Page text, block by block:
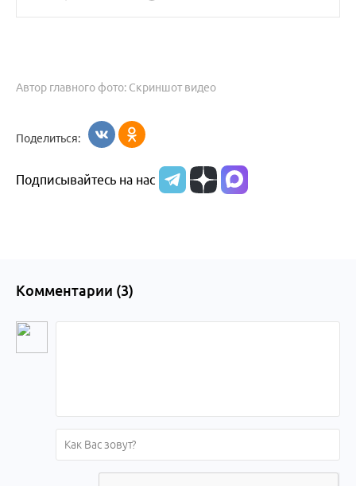
Автор главного фото: Скриншот видео
Поделиться:
Подписывайтесь на нас
Комментарии (3)